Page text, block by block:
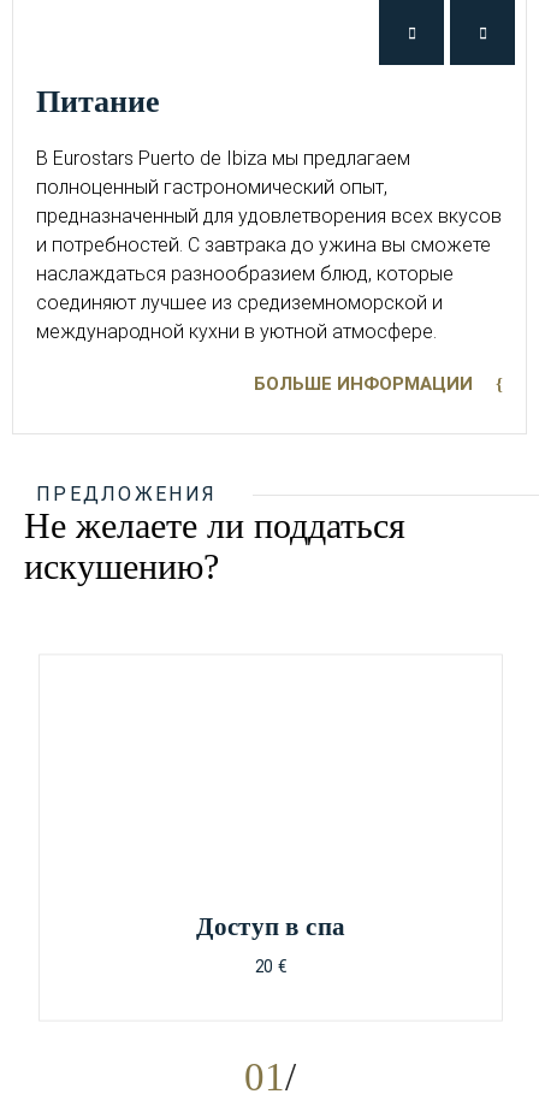
питание
В Eurostars Puerto de Ibiza мы предлагаем
полноценный гастрономический опыт,
предназначенный для удовлетворения всех вкусов
и потребностей. С завтрака до ужина вы сможете
наслаждаться разнообразием блюд, которые
соединяют лучшее из средиземноморской и
международной кухни в уютной атмосфере.
БОЛЬШЕ ИНФОРМАЦИИ
ПРЕДЛОЖЕНИЯ
Не желаете ли поддаться
искушению?
01
Доступ в спа
20 €